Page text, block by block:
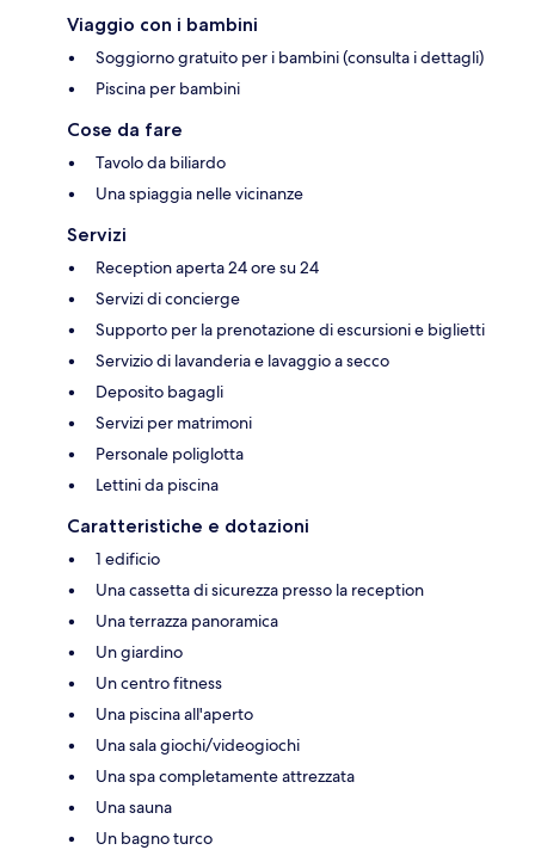
Viaggio con i bambini
Soggiorno gratuito per i bambini (consulta i dettagli)
Piscina per bambini
Cose da fare
Tavolo da biliardo
Una spiaggia nelle vicinanze
Servizi
Reception aperta 24 ore su 24
Servizi di concierge
Supporto per la prenotazione di escursioni e biglietti
Servizio di lavanderia e lavaggio a secco
Deposito bagagli
Servizi per matrimoni
Personale poliglotta
Lettini da piscina
Caratteristiche e dotazioni
1 edificio
Una cassetta di sicurezza presso la reception
Una terrazza panoramica
Un giardino
Un centro fitness
Una piscina all'aperto
Una sala giochi/videogiochi
Una spa completamente attrezzata
Una sauna
Un bagno turco